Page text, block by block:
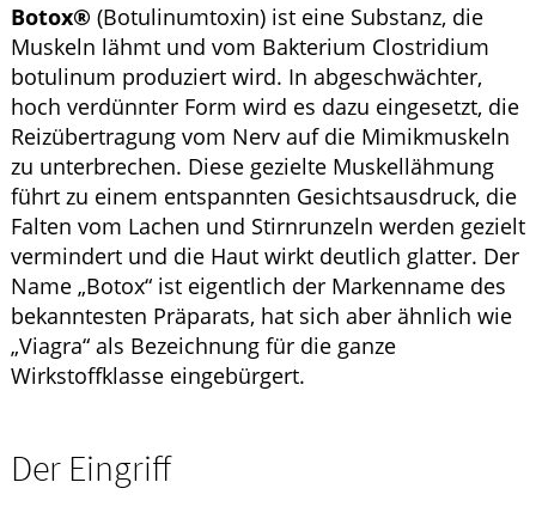
Botox® (Botulinumtoxin) ist eine Substanz, die
Muskeln lähmt und vom Bakterium Clostridium
botulinum produziert wird. In abgeschwächter,
hoch verdünnter Form wird es dazu eingesetzt, die
Reizübertragung vom Nerv auf die Mimikmuskeln
zu unterbrechen. Diese gezielte Muskellähmung
führt zu einem entspannten Gesichtsausdruck, die
Falten vom Lachen und Stirnrunzeln werden gezielt
vermindert und die Haut wirkt deutlich glatter. Der
Name „Botox“ ist eigentlich der Markenname des
bekanntesten Präparats, hat sich aber ähnlich wie
„Viagra“ als Bezeichnung für die ganze
Wirkstoffklasse eingebürgert.
Der Eingriff